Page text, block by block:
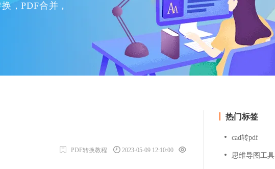
，PDF合并，
PDF转换教程 2023-05-09 12:10:00
热门标签
cad转pdf
思维导图工具